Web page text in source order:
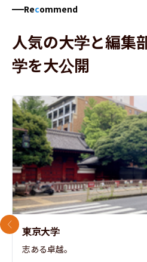
Recommend
人気の大学と編集
学を大公開
東京大学
志ある卓越。
前のスライド